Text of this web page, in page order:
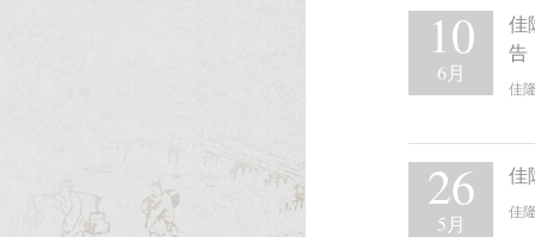
10
6月
佳
告
佳
26
5月
佳
佳